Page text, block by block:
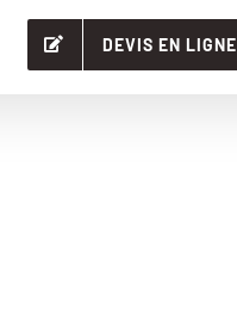
DEVIS EN LIGNE